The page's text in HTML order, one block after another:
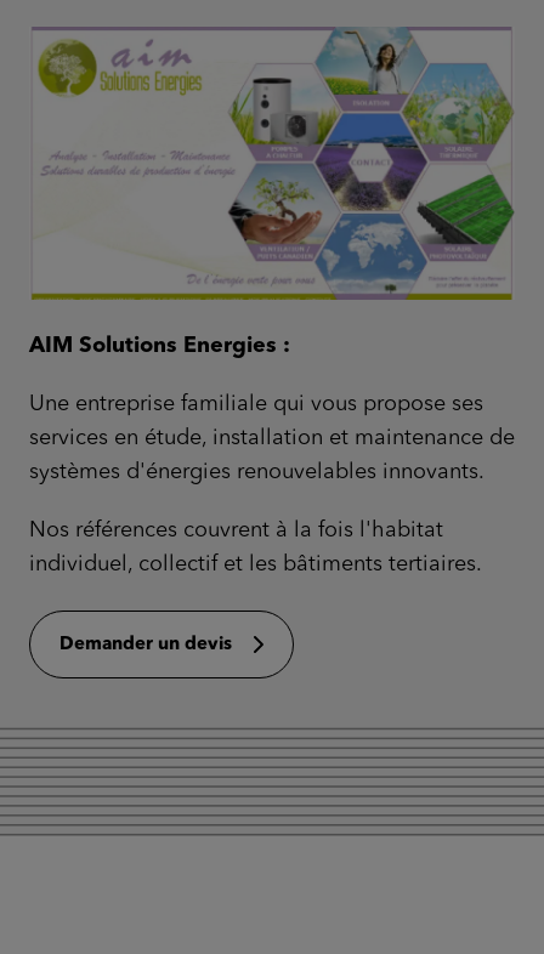
AIM Solutions Energies :
Une entreprise familiale qui vous propose ses
services en étude, installation et maintenance de
systèmes d'énergies renouvelables innovants.
Nos références couvrent à la fois l'habitat
individuel, collectif et les bâtiments tertiaires.
Demander un devis